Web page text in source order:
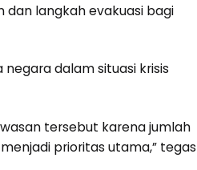
langkah evakuasi bagi
dalam situasi krisis
tersebut karena jumlah
prioritas utama,” tegas